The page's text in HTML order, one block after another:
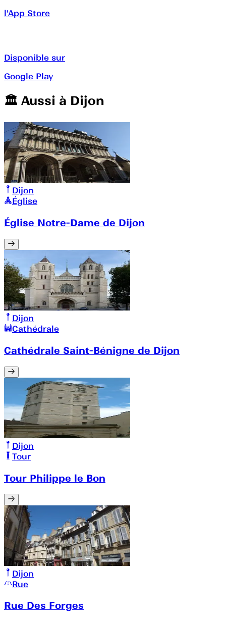
l'App Store
Disponible sur
Google Play
🏛️️ Aussi à Dijon
Dijon
Église
Église Notre-Dame de Dijon
Dijon
Cathédrale
Cathédrale Saint-Bénigne de Dijon
Dijon
Tour
Tour Philippe le Bon
Dijon
Rue
Rue Des Forges